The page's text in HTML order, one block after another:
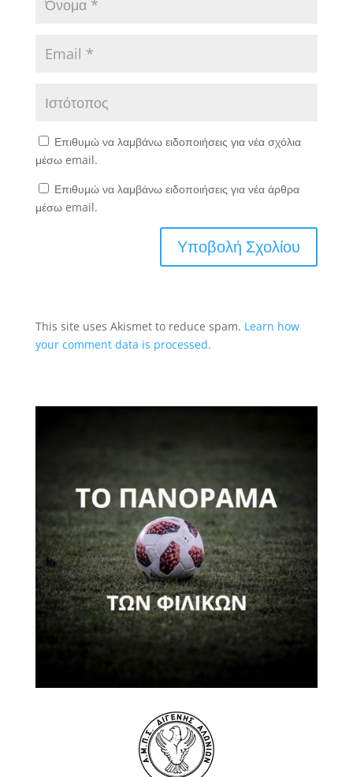
Επιθυμώ να λαμβάνω ειδοποιήσεις για νέα σχόλια
μέσω email.
Επιθυμώ να λαμβάνω ειδοποιήσεις για νέα άρθρα
μέσω email.
This site uses Akismet to reduce spam. Learn how
your comment data is processed.